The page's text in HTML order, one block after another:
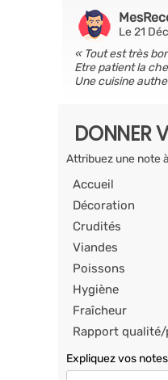
Le 21
Tout est très
Etre patient la
Une cuisine
DONNER
Attribuez une note
Accueil
Décoration
Crudités
Viandes
Poissons
Hygiène
Fraîcheur
Rapport
Expliquez vos